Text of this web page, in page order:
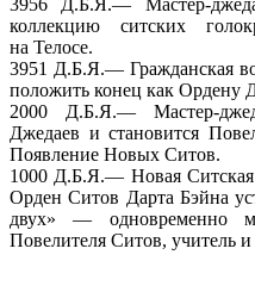
коллекцию ситских
на Телосе.
3951 Д.Б.Я.— Гражданская
положить конец как Ордену
2000 Д.Б.Я.— Мастер-
Джедаев и становится
Появление Новых Ситов.
1000 Д.Б.Я.— Новая
Орден Ситов Дарта Бэйна
двух» — одновременно
Повелителя Ситов, учитель и